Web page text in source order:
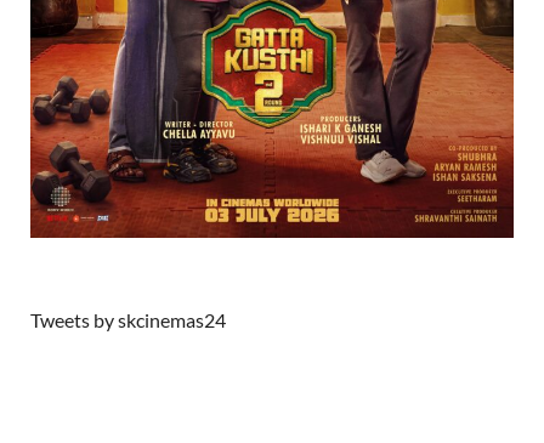
Tweets by skcinemas24